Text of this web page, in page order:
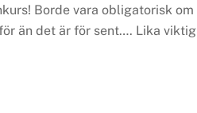
Borde vara obligatorisk om
än det är för sent…. Lika viktig